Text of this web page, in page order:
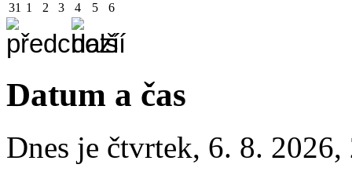
31 1 2 3 4 5 6
Datum a čas
Dnes je čtvrtek, 6. 8. 2026,